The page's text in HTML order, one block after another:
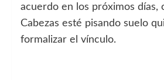
acuerdo en los próximos días,
Cabezas esté pisando suelo
formalizar el vínculo.